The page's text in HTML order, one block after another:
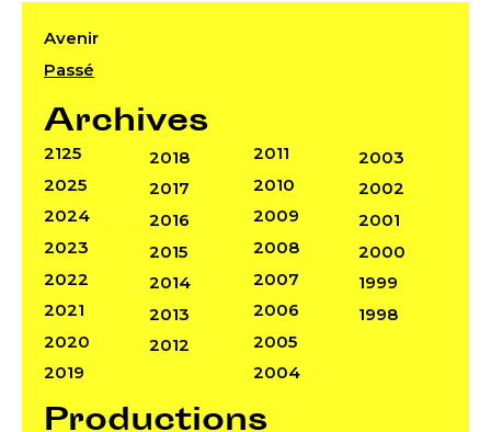
Avenir
Passé
Archives
2125
2025
2024
2023
2022
2021
2020
2019
2018
2017
2016
2015
2014
2013
2012
2011
2010
2009
2008
2007
2006
2005
2004
2003
2002
2001
2000
1999
1998